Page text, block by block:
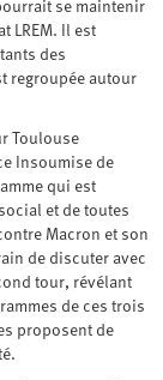
se maintenir
LREM. Il est
des
regroupée autour
Toulouse
Insoumise de
qui est
et de toutes
Macron et son
de discuter avec
tour, révélant
de ces trois
proposent de